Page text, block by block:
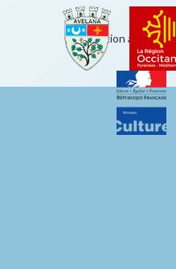
Éducation artistique